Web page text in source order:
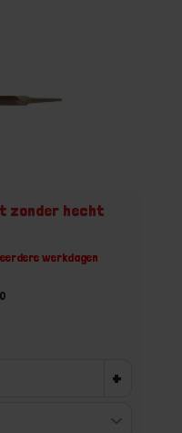
zonder hecht
werkdagen
+